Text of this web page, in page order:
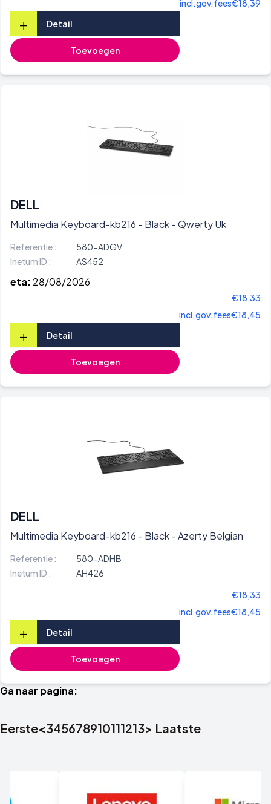
incl.gov.fees€18,39
+ Detail
Toevoegen
DELL
Multimedia Keyboard-kb216 - Black - Qwerty Uk
Referentie :
580-ADGV
Inetum ID :
AS452
eta: 28/08/2026
€18,33
incl.gov.fees€18,45
+ Detail
Toevoegen
DELL
Multimedia Keyboard-kb216 - Black - Azerty Belgian
Referentie :
580-ADHB
Inetum ID :
AH426
€18,33
incl.gov.fees€18,45
+ Detail
Toevoegen
Ga naar pagina:
Eerste<345678910111213> Laatste